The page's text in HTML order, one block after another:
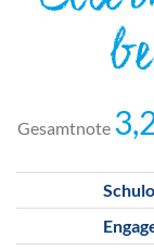
Gesamtnote